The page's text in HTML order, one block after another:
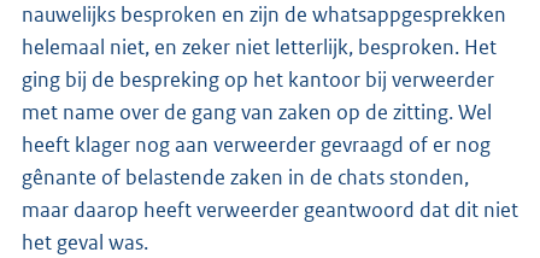
nauwelijks besproken en zijn de whatsappgesprekken
helemaal niet, en zeker niet letterlijk, besproken. Het
ging bij de bespreking op het kantoor bij verweerder
met name over de gang van zaken op de zitting. Wel
heeft klager nog aan verweerder gevraagd of er nog
gênante of belastende zaken in de chats stonden,
maar daarop heeft verweerder geantwoord dat dit niet
het geval was.